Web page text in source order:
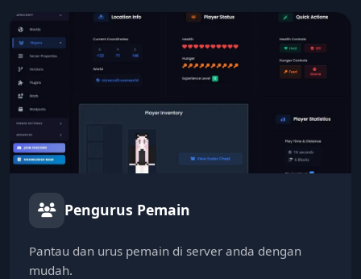
Pengurus Pemain
Pantau dan urus pemain di server anda dengan
mudah.